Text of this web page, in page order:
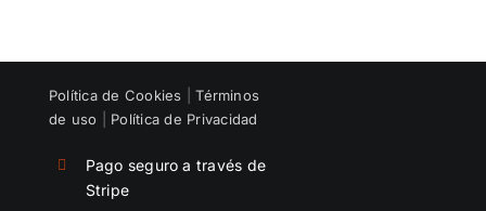
Política de Cookies |Términos
de uso
Política de Privacidad
Pago seguro a través de
Stripe